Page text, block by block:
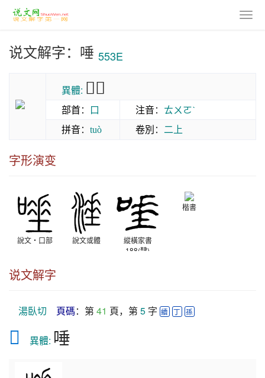
说文解字：唾 553E
異體: 𠾊涶
部首： 口 注音： ㄊㄨㄛˋ
拼音： tuò 卷別： 二上
字形演变
說文‧口部 說文或體
縱橫家書
188(隸)
楷書
说文解字
湯臥切 頁碼：第 41 頁，第 5 字 續 丁 孫
𠾊 異體: 唾